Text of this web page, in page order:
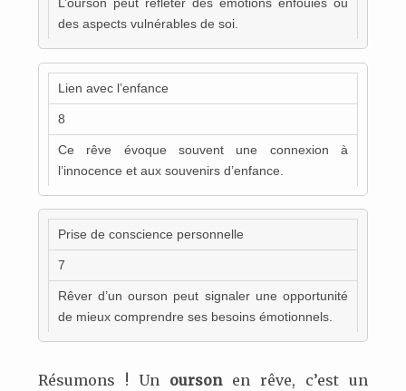
L’ourson peut refléter des émotions enfouies ou
des aspects vulnérables de soi.
Lien avec l’enfance
8
Ce rêve évoque souvent une connexion à
l’innocence et aux souvenirs d’enfance.
Prise de conscience personnelle
7
Rêver d’un ourson peut signaler une opportunité
de mieux comprendre ses besoins émotionnels.
Résumons ! Un oursonen rêve, c’est un